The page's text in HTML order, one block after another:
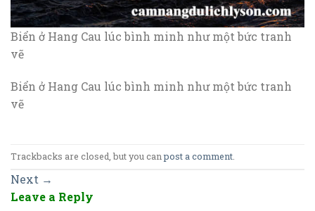
Biển ở Hang Cau lúc bình minh như một bức tranh
vẽ
Biển ở Hang Cau lúc bình minh như một bức tranh
vẽ
Trackbacks are closed, but you canpost a comment
Next →
Leave a Reply